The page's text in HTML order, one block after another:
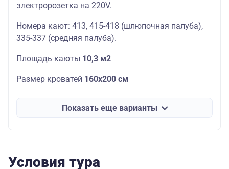
электророзетка на 220V.
Номера кают: 413, 415-418 (шлюпочная палуба),
335-337 (средняя палуба).
Площадь каюты 10,3 м2
Размер кроватей 160х200 см
Показать еще варианты
Условия тура